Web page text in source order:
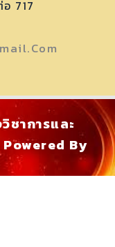
717
าการและ
By